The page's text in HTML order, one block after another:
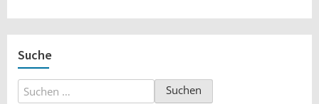
Suche
Suchen